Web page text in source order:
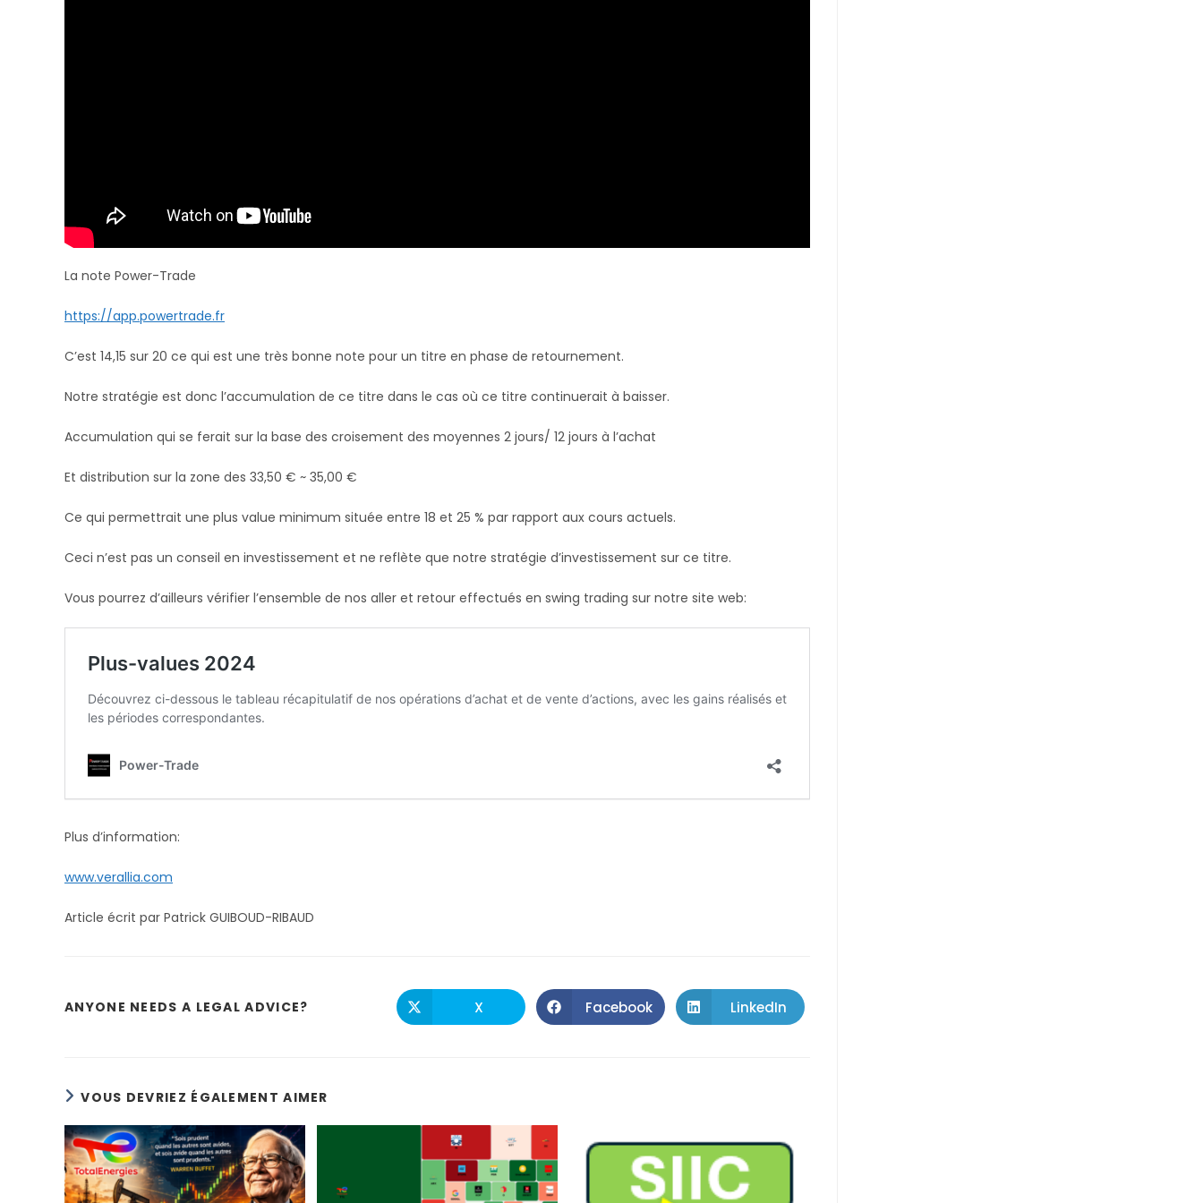
La note Power-Trade
https://app.powertrade.fr
C’est 14,15 sur 20 ce qui est une très bonne note pour un titre en phase de retournement.
Notre stratégie est donc l’accumulation de ce titre dans le cas où ce titre continuerait à baisser.
Accumulation qui se ferait sur la base des croisement des moyennes 2 jours/ 12 jours à l’achat
Et distribution sur la zone des 33,50 € ~ 35,00 €
Ce qui permettrait une plus value minimum située entre 18 et 25 % par rapport aux cours actuels.
Ceci n’est pas un conseil en investissement et ne reflète que notre stratégie d’investissement sur ce titre.
Vous pourrez d’ailleurs vérifier l’ensemble de nos aller et retour effectués en swing trading sur notre site web:
Plus d’information:
www.verallia.com
Article écrit par Patrick GUIBOUD-RIBAUD
ANYONE NEEDS A LEGAL ADVICE? X Facebook LinkedIn
VOUS DEVRIEZ ÉGALEMENT AIMER